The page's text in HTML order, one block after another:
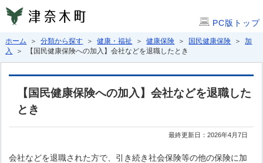
PC版トップ
ホーム ＞分類から探す ＞健康・福祉 ＞健康保険 ＞ 国民健康保険 ＞加
入
＞ 【国民健康保険への加入】会社などを退職したとき
【国民健康保険への加入】会社などを退職した
とき
最終更新日：2026年4月7日
会社などを退職された方で、引き続き社会保険等の他の保険に加